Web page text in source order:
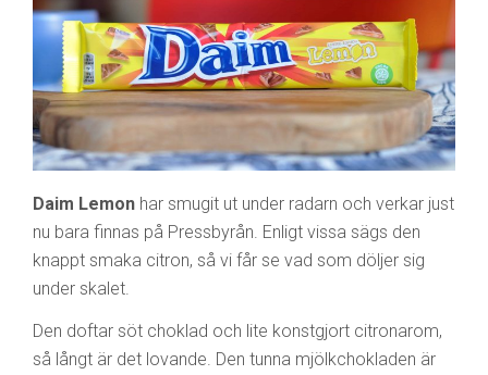
Daim Lemon har smugit ut under radarn och verkar just
nu bara finnas på Pressbyrån. Enligt vissa sägs den
knappt smaka citron, så vi får se vad som döljer sig
under skalet.
Den doftar söt choklad och lite konstgjort citronarom,
så långt är det lovande. Den tunna mjölkchokladen är